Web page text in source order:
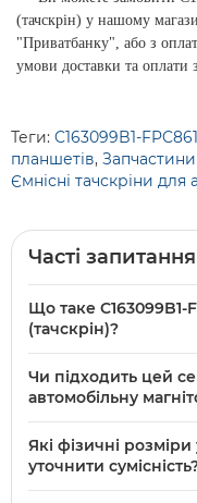
(тачскрін) у нашому
"Приватбанку", або з
умови доставки та оплати
Теги: C163099B1-
планшетів,
Ємнісні тачскріни
Часті запитання
Що таке C163099B1-
(тачскрін)?
сенсорний екран для
пошкодженого
форм-фактором 7
Чи підходить цей
автомобільну
тож сенсор
Які фізичні розміри
уточнити